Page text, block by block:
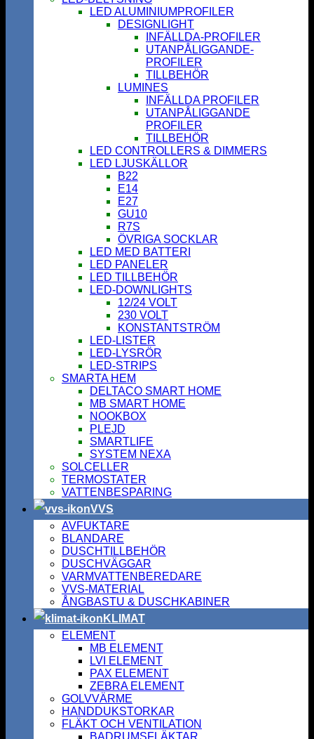
LED ALUMINIUMPROFILER
DESIGNLIGHT
INFÄLLDA-PROFILER
UTANPÅLIGGANDE-
PROFILER
TILLBEHÖR
LUMINES
INFÄLLDA PROFILER
UTANPÅLIGGANDE
PROFILER
TILLBEHÖR
LED CONTROLLERS & DIMMERS
LED LJUSKÄLLOR
B22
E14
E27
GU10
R7S
ÖVRIGA SOCKLAR
LED MED BATTERI
LED PANELER
LED TILLBEHÖR
LED-DOWNLIGHTS
12/24 VOLT
230 VOLT
KONSTANTSTRÖM
LED-LISTER
LED-LYSRÖR
LED-STRIPS
SMARTA HEM
DELTACO SMART HOME
MB SMART HOME
NOOKBOX
PLEJD
SMARTLIFE
SYSTEM NEXA
SOLCELLER
TERMOSTATER
VATTENBESPARING
VVS
AVFUKTARE
BLANDARE
DUSCHTILLBEHÖR
DUSCHVÄGGAR
VARMVATTENBEREDARE
VVS-MATERIAL
ÅNGBASTU & DUSCHKABINER
KLIMAT
ELEMENT
MB ELEMENT
LVI ELEMENT
PAX ELEMENT
ZEBRA ELEMENT
GOLVVÄRME
HANDDUKSTORKAR
FLÄKT OCH VENTILATION
BADRUMSFLÄKTAR